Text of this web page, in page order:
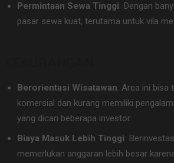
Permintaan Sewa Tinggi: Dengan
pasar sewa kuat, terutama untuk vila
Berorientasi Wisatawan: Area ini bisa
komersial dan kurang memiliki
yang dicari beberapa investor.
Biaya Masuk Lebih Tinggi:
memerlukan anggaran lebih besar